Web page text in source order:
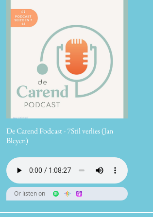
De Carend Podcast - 7Stil verlies (Jan
Bleyen)
Or listen on